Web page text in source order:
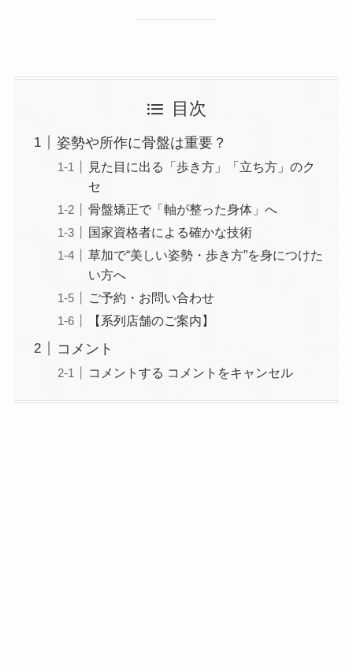
目次
姿勢や所作に骨盤は重要？
見た目に出る「歩き方」「立ち方」のク
セ
骨盤矯正で「軸が整った身体」へ
国家資格者による確かな技術
草加で“美しい姿勢・歩き方”を身につけた
い方へ
ご予約・お問い合わせ
【系列店舗のご案内】
コメント
コメントする コメントをキャンセル